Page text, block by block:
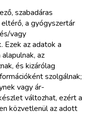
szabadáras
a gyógyszertár
vagy
Ezek az adatok a
az
és kizárólag
szolgálnak;
vagy ár-
változhat, ezért a
közvetlenül az adott